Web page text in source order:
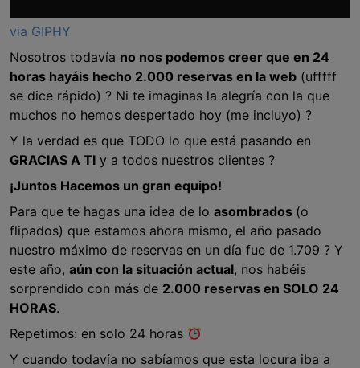
via GIPHY
Nosotros todavía no nos podemos creer que en 24
horas hayáis hecho 2.000 reservas en la web (ufffff
se dice rápido) ? Ni te imaginas la alegría con la que
muchos no hemos despertado hoy (me incluyo) ?
Y la verdad es que TODO lo que está pasando en
GRACIAS A TI y a todos nuestros clientes ?
¡Juntos Hacemos un gran equipo!
Para que te hagas una idea de lo asombrados (o
flipados) que estamos ahora mismo, el año pasado
nuestro máximo de reservas en un día fue de 1.709 ? Y
este año, aún con la situación actual, nos habéis
sorprendido con más de 2.000 reservas en SOLO 24
HORAS.
Repetimos: en solo 24 horas
Y cuando todavía no sabíamos que esta locura iba a